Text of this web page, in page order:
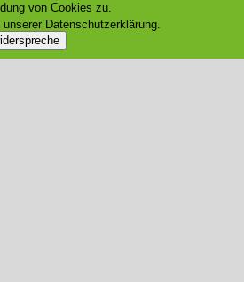
von Cookies zu.
Datenschutzerklärung.